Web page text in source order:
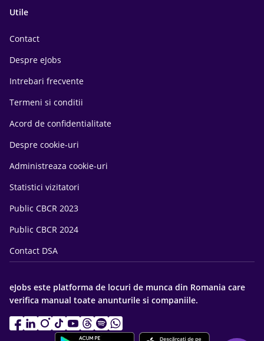
Utile
Contact
Despre eJobs
Intrebari frecvente
Termeni si conditii
Acord de confidentialitate
Despre cookie-uri
Administreaza cookie-uri
Statistici vizitatori
Public CBCR 2023
Public CBCR 2024
Contact DSA
eJobs este platforma de locuri de munca din Romania care
verifica manual toate anunturile si companiile.